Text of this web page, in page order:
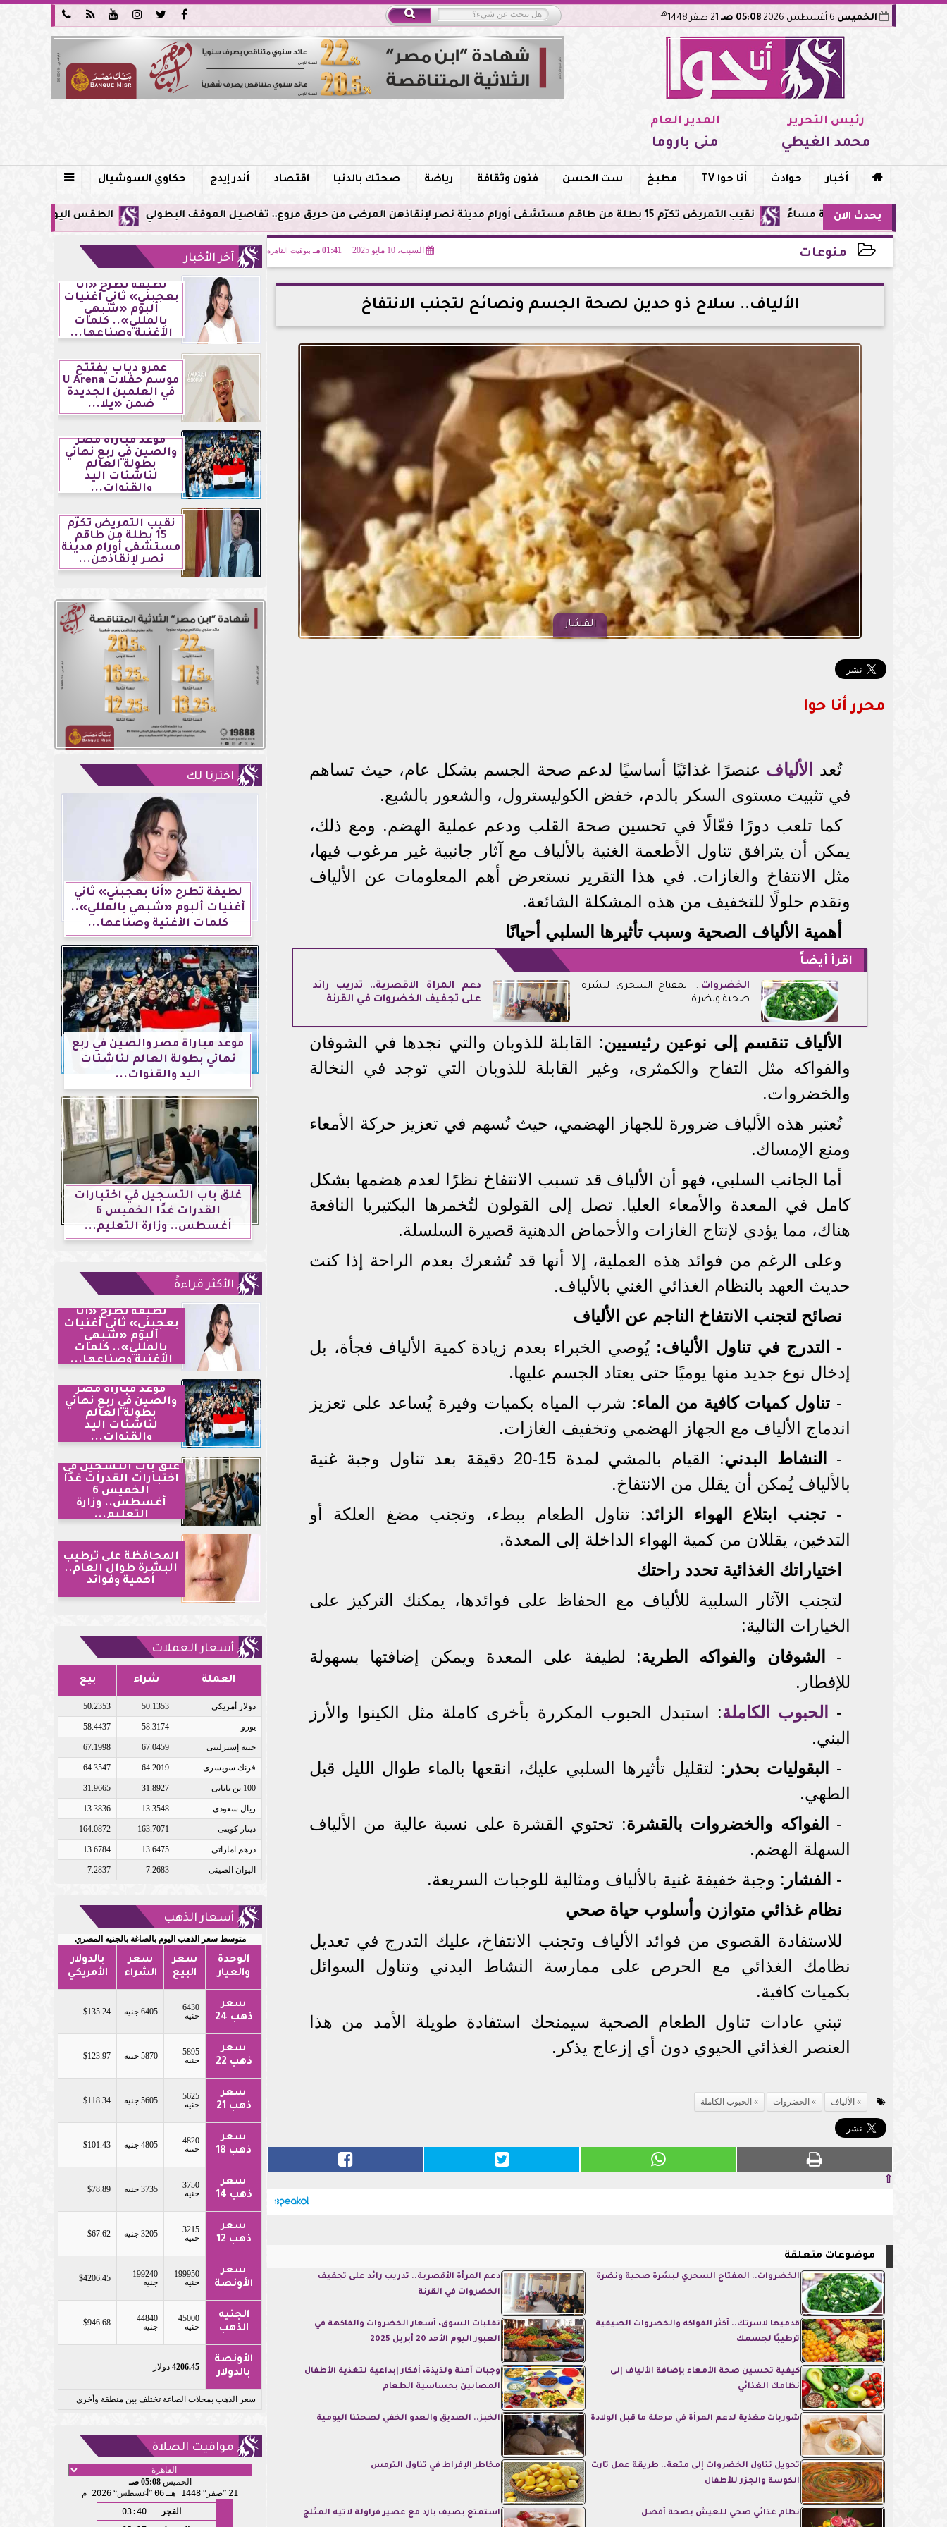





 الخميس 05:08 صـ هـ
رئيس التحرير
محمد الغيطي
المدير العام
منى باروما
 أخبار حوادث أنا حوا TV مطبخ ست الحسن فنون وثقافة رياضة صحتك بالدنيا اقتصاد أندر إيدج حكاوي السوشيال 
يحدث الآن الطقس اليوم في مصر.. ذروة الموجة نقيب التمريض تكرّم 15 بطلة من طاقم مستشفى أورام مدينة نصر لإنقاذهن المرضى من حريق مروع.. تفاصيل الموقف البطولي
منوعات السبت، 10 مايو 2025 01:41 مـ بتوقيت القاهرة
2025-05-10 13:41:01
الألياف.. سلاح ذو حدين لصحة الجسم ونصائح لتجنب الانتفاخ
الفشار
محرر أنا حوا
تُعد الألياف عنصرًا غذائيًا أساسيًا لدعم صحة الجسم بشكل عام، حيث تساهم
في تثبيت مستوى السكر بالدم، خفض الكوليسترول، والشعور بالشبع.
كما تلعب دورًا فعّالًا في تحسين صحة القلب ودعم عملية الهضم. ومع ذلك،
يمكن أن يترافق تناول الأطعمة الغنية بالألياف مع آثار جانبية غير مرغوب فيها،
مثل الانتفاخ والغازات. في هذا التقرير نستعرض أهم المعلومات عن الألياف
ونقدم حلولًا للتخفيف من هذه المشكلة الشائعة.
أهمية الألياف الصحية وسبب تأثيرها السلبي أحيانًا
اقرأ أيضاً
الخضروات.. المفتاح السحري لبشرة
صحية ونضرة
دعم المرأة الأقصرية.. تدريب رائد
على تجفيف الخضروات في القرنة
الألياف تنقسم إلى نوعين رئيسيين: القابلة للذوبان والتي نجدها في الشوفان
والفواكه مثل التفاح والكمثرى، وغير القابلة للذوبان التي توجد في النخالة
والخضروات.
تُعتبر هذه الألياف ضرورة للجهاز الهضمي، حيث تُسهم في تعزيز حركة الأمعاء
ومنع الإمساك.
أما الجانب السلبي، فهو أن الألياف قد تسبب الانتفاخ نظرًا لعدم هضمها بشكل
كامل في المعدة والأمعاء العليا. تصل إلى القولون لتُخمرها البكتيريا النافعة
هناك، مما يؤدي لإنتاج الغازات والأحماض الدهنية قصيرة السلسلة.
وعلى الرغم من فوائد هذه العملية، إلا أنها قد تُشعرك بعدم الراحة إذا كنت
حديث العهد بالنظام الغذائي الغني بالألياف.
نصائح لتجنب الانتفاخ الناجم عن الألياف
-
التدرج في تناول الألياف: يُوصي الخبراء بعدم زيادة كمية الألياف فجأة، بل
إدخال نوع جديد منها يوميًا حتى يعتاد الجسم عليها.
-تناول كميات كافية من الماء: شرب المياه بكميات وفيرة يُساعد على تعزيز
اندماج الألياف مع الجهاز الهضمي وتخفيف الغازات.
-
النشاط البدني
: القيام بالمشي لمدة 15-20 دقيقة بعد تناول وجبة غنية
بالألياف يُمكن أن يقلل من الانتفاخ.
- تجنب ابتلاع الهواء الزائد: تناول الطعام ببطء، وتجنب مضغ العلكة أو
التدخين، يقللان من كمية الهواء الداخلة إلى المعدة.
اختياراتك الغذائية تحدد راحتك
لتجنب الآثار السلبية للألياف مع الحفاظ على فوائدها، يمكنك التركيز على
الخيارات التالية:
-
الشوفان والفواكه الطرية: لطيفة على المعدة ويمكن إضافتها بسهولة
للإفطار.
-
الحبوب الكاملة: استبدل الحبوب المكررة بأخرى كاملة مثل الكينوا والأرز
البني.
-
البقوليات بحذر : لتقليل تأثيرها السلبي عليك، انقعها بالماء طوال الليل قبل
الطهي.
-
الفواكه والخضروات بالقشرة: تحتوي القشرة على نسبة عالية من الألياف
السهلة الهضم.
- الفشار : وجبة خفيفة غنية بالألياف ومثالية للوجبات السريعة.
نظام غذائي متوازن وأسلوب حياة صحي
للاستفادة القصوى من فوائد الألياف وتجنب الانتفاخ، عليك التدرج في تعديل
نظامك الغذائي مع الحرص على ممارسة النشاط البدني وتناول السوائل
بكميات كافية.
تبني عادات تناول الطعام الصحية سيمنحك استفادة طويلة الأمد من هذا
العنصر الغذائي الحيوي دون أي إزعاج يذكر.
الألياف الخضروات الحبوب الكاملة
⇧
موضوعات متعلقة
الخضروات.. المفتاح السحري لبشرة صحية ونضرة
دعم المرأة الأقصرية.. تدريب رائد على تجفيف
الخضروات في القرنة
قدميها لاسرتك.. أكثر الفواكه والخضروات الصيفية
ترطيبًا لجسمك
تقلبات السوق، أسعار الخضروات والفاكهة في
العبور اليوم الأحد 20 أبريل 2025
كيفية تحسين صحة الأمعاء بإضافة الألياف إلى
نظامك الغذائي
وجبات آمنة ولذيذة، أفكار إبداعية لتغذية الأطفال
المصابين بحساسية الطعام
شوربات مغذية لدعم المرأة في مرحلة ما قبل الولادة الخبز.. الصديق والعدو الخفي لصحتنا اليومية
تحويل تناول الخضروات إلى متعة.. طريقة عمل تارت
الكوسة والجزر للأطفال
مخاطر الإفراط في تناول الترمس
نظام غذائي صحي للعيش بصحة أفضل استمتع بصيف بارد مع عصير فراولة لاتيه المثلج
آخر الأخبار
لطيفة تطرح «أنا
بعجبني» ثاني أغنيات
ألبوم «شبهي
بالمللي».. كلمات
الأغنية وصناعها...
عمرو دياب يفتتح
موسم حفلات U Arena
في العلمين الجديدة
ضمن «يلا...
موعد مباراة مصر
والصين في ربع نهائي
بطولة العالم
لناشئات اليد
والقنوات...
نقيب التمريض تكرّم
15 بطلة من طاقم
مستشفى أورام مدينة
نصر لإنقاذهن...
اخترنا لك
لطيفة تطرح «أنا بعجبني» ثاني
أغنيات ألبوم «شبهي بالمللي»..
كلمات الأغنية وصناعها...
موعد مباراة مصر والصين في ربع
نهائي بطولة العالم لناشئات
اليد والقنوات...
غلق باب التسجيل في اختبارات
القدرات غدًا الخميس 6
أغسطس.. وزارة التعليم...
الأكثر قراءةً
لطيفة تطرح «أنا
بعجبني» ثاني أغنيات
ألبوم «شبهي
بالمللي».. كلمات
الأغنية وصناعها...
موعد مباراة مصر
والصين في ربع نهائي
بطولة العالم
لناشئات اليد
والقنوات...
غلق باب التسجيل في
اختبارات القدرات غدًا
الخميس 6
أغسطس.. وزارة
التعليم...
المحافظة على ترطيب
البشرة طوال العام..
أهمية وفوائد
أسعار العملات
العملة شراء بيع
دولار أمريكى 50.1353
50.2353
يورو 58.3174
58.4437
جنيه إسترلينى 67.0459
67.1998
فرنك سويسرى 64.2019
64.3547
100 ين يابانى 31.8927
31.9665
ريال سعودى 13.3548
13.3836
دينار كويتى 163.7071
164.0872
درهم اماراتى 13.6475
13.6784
اليوان الصينى 7.2683
7.2837
أسعار الذهب
متوسط سعر الذهب اليوم بالصاغة بالجنيه المصري
الوحدة
والعيار
سعر
البيع
سعر
الشراء
بالدولار
الأمريكي
سعر
ذهب 24
6430
جنيه
6405 جنيه $135.24
سعر
ذهب 22
5895
جنيه
5870 جنيه $123.97
سعر
ذهب 21
5625
جنيه
5605 جنيه $118.34
سعر
ذهب 18
4820
جنيه
4805 جنيه $101.43
سعر
ذهب 14
3750
جنيه
3735 جنيه $78.89
سعر
ذهب 12
3215
جنيه
3205 جنيه $67.62
سعر
الأونصة
199950
جنيه
199240
جنيه
$4206.45
الجنيه
الذهب
45000
جنيه
44840
جنيه
$946.68
الأونصة
بالدولار
4206.45 دولار
سعر الذهب بمحلات الصاغة تختلف بين منطقة وأخرى
مواقيت الصلاة
الخميس05:08 صـ
21 صفر 1448 هـ 06 أغسطس 2026 م
الفجر
03:40